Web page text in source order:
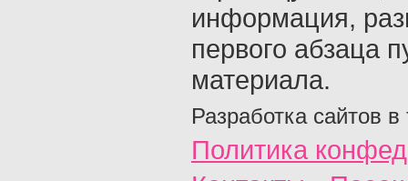
информация,
первого абзаца
материала.
Разработка сайтов в
Политика